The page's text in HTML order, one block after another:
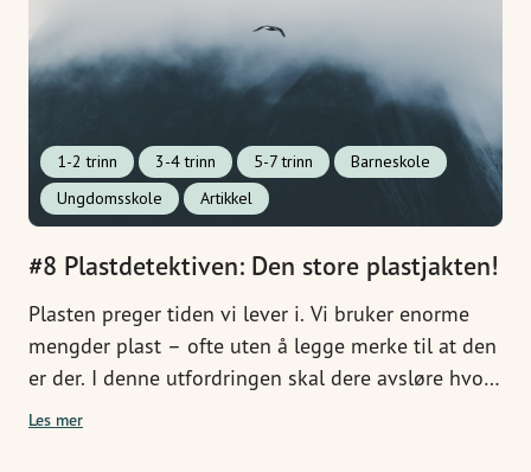
1-2 trinn 3-4 trinn 5-7 trinn
Barneskole
Ungdomsskole
Artikkel
#8 Plastdetektiven: Den store plastjakten!
Plasten preger tiden vi lever i. Vi bruker enorme
mengder plast – ofte uten å legge merke til at den
er der. I denne utfordringen skal dere avsløre hvor
mye plast som faktisk finnes rundt dere. Vær
Les mer